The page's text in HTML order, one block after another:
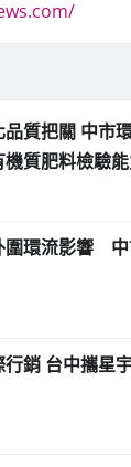
質把關 中市
質肥料檢驗
圍環流影響
銷 台中攜星